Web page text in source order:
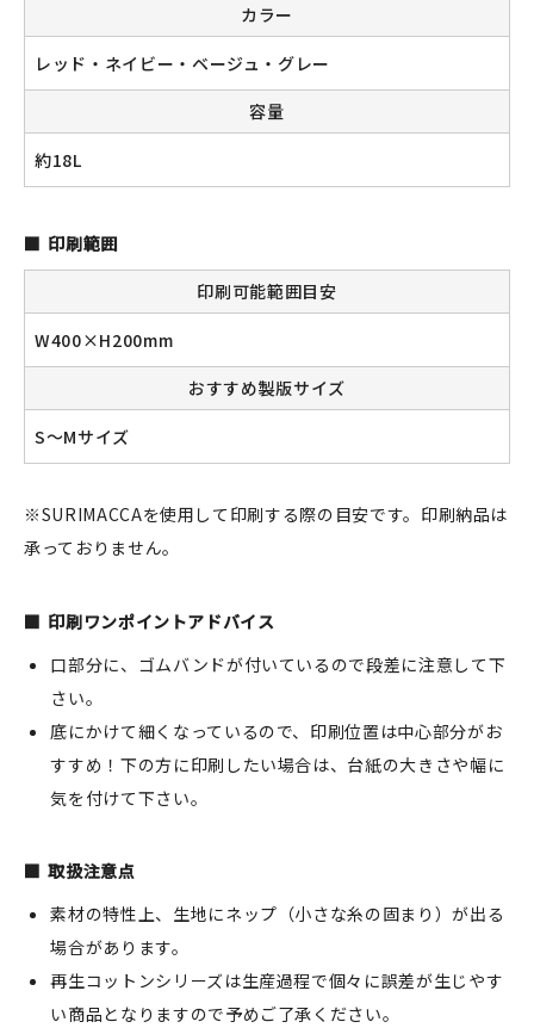
カラー
レッド・ネイビー・ベージュ・グレー
容量
約18L
印刷範囲
印刷可能範囲目安
W400×H200mm
おすすめ製版サイズ
S～Mサイズ
※SURIMACCAを使用して印刷する際の目安です。印刷納品は
承っておりません。
印刷ワンポイントアドバイス
口部分に、ゴムバンドが付いているので段差に注意して下
さい。
底にかけて細くなっているので、印刷位置は中心部分がお
すすめ！下の方に印刷したい場合は、台紙の大きさや幅に
気を付けて下さい。
取扱注意点
素材の特性上、生地にネップ（小さな糸の固まり）が出る
場合があります。
再生コットンシリーズは生産過程で個々に誤差が生じやす
い商品となりますので予めご了承ください。